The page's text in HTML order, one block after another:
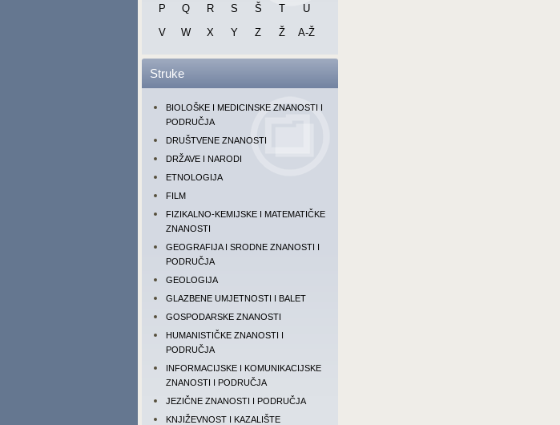
P
Q R S Š T
U
V
W X Y Z Ž A-Ž
Struke
BIOLOŠKE I MEDICINSKE ZNANOSTI I
PODRUČJA
DRUŠTVENE ZNANOSTI
DRŽAVE I NARODI
ETNOLOGIJA
FILM
FIZIKALNO-KEMIJSKE I MATEMATIČKE
ZNANOSTI
GEOGRAFIJA I SRODNE ZNANOSTI I
PODRUČJA
GEOLOGIJA
GLAZBENE UMJETNOSTI I BALET
GOSPODARSKE ZNANOSTI
HUMANISTIČKE ZNANOSTI I
PODRUČJA
INFORMACIJSKE I KOMUNIKACIJSKE
ZNANOSTI I PODRUČJA
JEZIČNE ZNANOSTI I PODRUČJA
KNJIŽEVNOST I KAZALIŠTE